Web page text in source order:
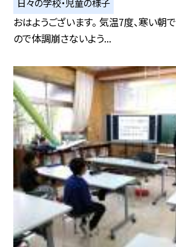
おはようございます。 気温7度、寒い朝
ので体調崩さないよう...